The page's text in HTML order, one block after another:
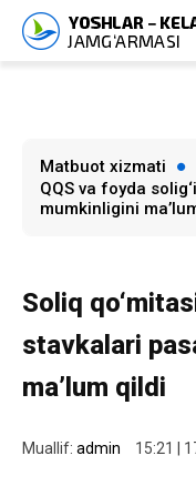
Matbuot xizmati
QQS va foyda
mumkinligini
Soliq
stavkalari
ma’lum qildi
Muallif: admin 15:21 |